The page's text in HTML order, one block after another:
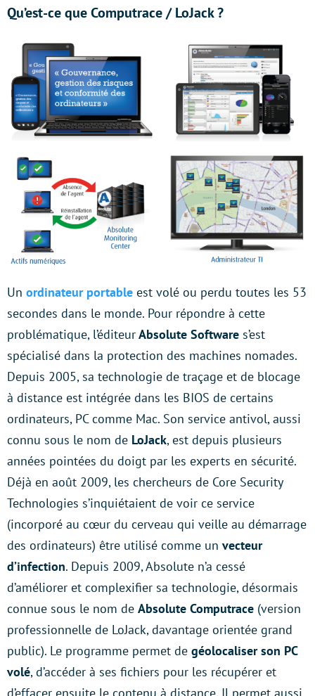
Qu’est-ce que Computrace / LoJack ?
Un ordinateur portable est volé ou perdu toutes les 53
secondes dans le monde. Pour répondre à cette
problématique, l’éditeurAbsolute Software s’est
spécialisé dans la protection des machines nomades.
Depuis 2005, sa technologie de traçage et de blocage
à distance est intégrée dans les BIOS de certains
ordinateurs, PC comme Mac. Son service antivol, aussi
connu sous le nom de LoJack, est depuis plusieurs
années pointées du doigt par les experts en sécurité.
Déjà en août 2009, les chercheurs de Core Security
Technologies s’inquiétaient de voir ce service
(incorporé au cœur du cerveau qui veille au démarrage
des ordinateurs) être utilisé comme un vecteur
d’infection. Depuis 2009, Absolute n’a cessé
d’améliorer et complexifier sa technologie, désormais
connue sous le nom de Absolute Computrace (version
professionnelle de LoJack, davantage orientée grand
public). Le programme permet de géolocaliser son PC
volé, d’accéder à ses fichiers pour les récupérer et
d’effacer ensuite le contenu à distance. Il permet aussi